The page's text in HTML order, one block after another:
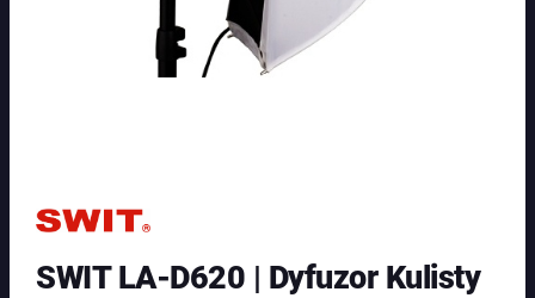
SWIT LA-D620 | Dyfuzor Kulisty